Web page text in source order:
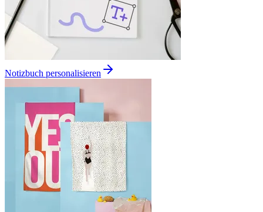
Notizbuch personalisieren